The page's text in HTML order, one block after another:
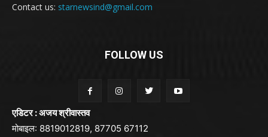
Contact us: starnewsind@gmail.com
FOLLOW US
एडिटर : अजय श्रीवास्तव
मोबाइल: 8819012819, 87705 67112